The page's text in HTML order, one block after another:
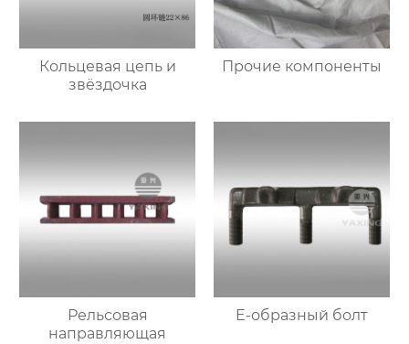
Кольцевая цепь и
звёздочка
Прочие компоненты
Рельсовая
направляющая
E-образный болт